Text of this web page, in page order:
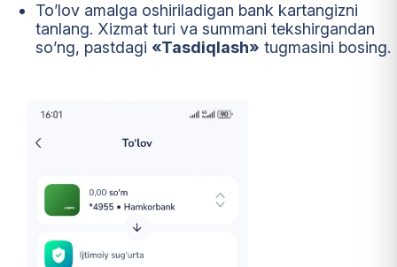
To’lov amalga oshiriladigan bank kartangizni
tanlang. Xizmat turi va summani tekshirgandan
so’ng, pastdagi «Tasdiqlash» tugmasini bosing.